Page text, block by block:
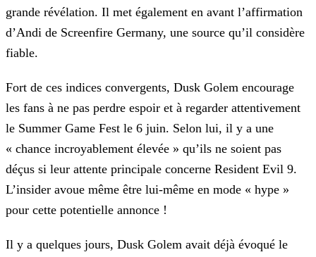
grande révélation. Il met également en avant l’affirmation
d’Andi de Screenfire Germany, une source qu’il considère
fiable.
Fort de ces indices convergents, Dusk Golem encourage
les fans à ne pas perdre espoir et à regarder attentivement
le Summer Game Fest le 6 juin. Selon lui, il y a une
« chance incroyablement élevée » qu’ils ne soient pas
déçus si leur attente principale concerne Resident Evil 9.
L’insider avoue même être lui-même en mode « hype »
pour cette potentielle annonce !
Il y a quelques jours, Dusk Golem avait déjà évoqué le